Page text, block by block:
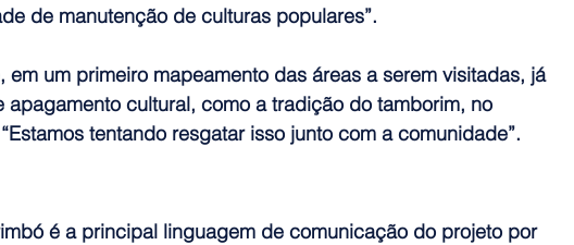
de manutenção de culturas populares”.
em um primeiro mapeamento das áreas a serem visitadas, já
apagamento cultural, como a tradição do tamborim, no
tentando resgatar isso junto com a comunidade”.
é a principal linguagem de comunicação do projeto por